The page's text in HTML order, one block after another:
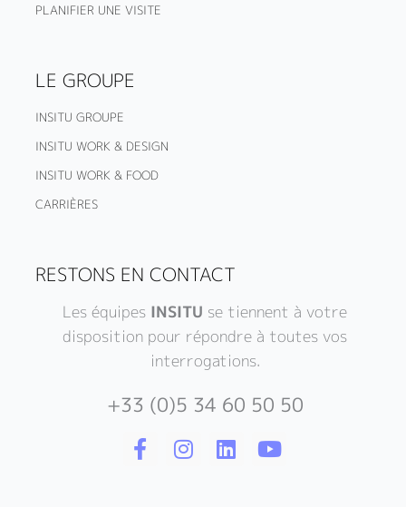
PLANIFIER UNE VISITE
LE GROUPE
INSITU GROUPE
INSITU WORK & DESIGN
INSITU WORK & FOOD
CARRIÈRES
RESTONS EN CONTACT
Les équipes INSITU se tiennent à votre
disposition pour répondre à toutes vos
interrogations.
+33 (0)5 34 60 50 50
F
a
I
n
L
i
Y
o